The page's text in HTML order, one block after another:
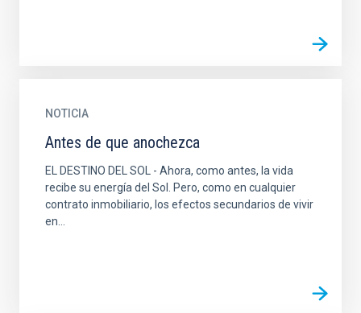
NOTICIA
Antes de que anochezca
EL DESTINO DEL SOL - Ahora, como antes, la vida
recibe su energía del Sol. Pero, como en cualquier
contrato inmobiliario, los efectos secundarios de vivir
en...